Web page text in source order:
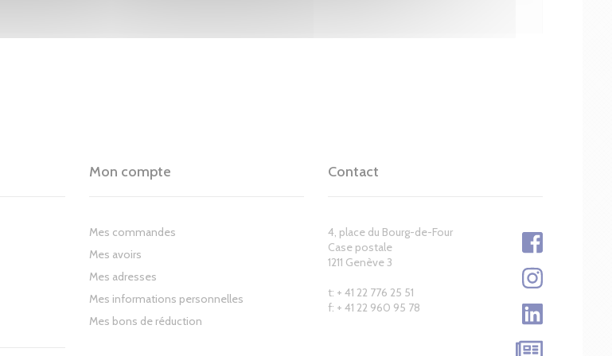
Mon compte
Mes commandes
Mes avoirs
Mes adresses
Mes informations personnelles
Mes bons de réduction
Contact
4, place du Bourg-de-Four
Case postale
1211 Genève 3
t: + 41 22 776 25 51
f: + 41 22 960 95 78